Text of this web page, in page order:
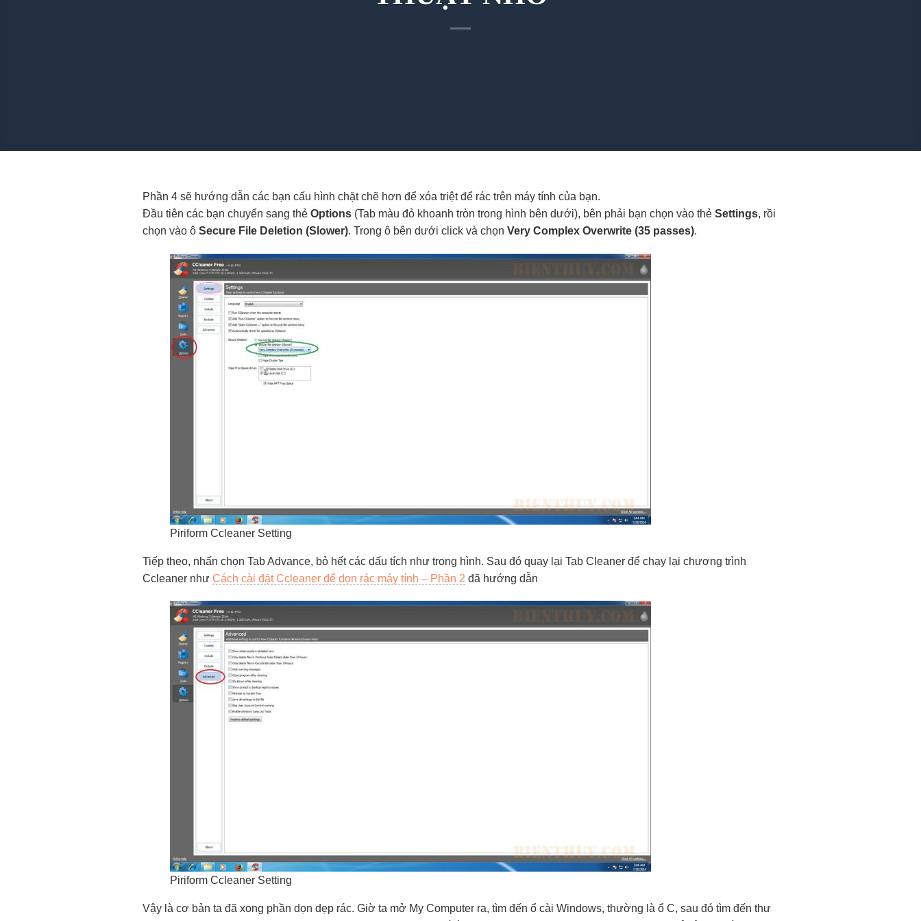
Phần 4 sẽ hướng dẫn các bạn cấu hình chặt chẽ hơn để xóa triệt để rác trên máy tính của bạn.
Đầu tiên các bạn chuyển sang thẻ Options(Tab màu đỏ khoanh tròn trong hình bên dưới), bên phải bạn chọn vào thẻ Settings, rồi
chọn vào ô Secure File Deletion (Slower). Trong ô bên dưới click và chọn Very Complex Overwrite (35 passes).
Piriform Ccleaner Setting
Tiếp theo, nhấn chọn Tab Advance, bỏ hết các dấu tích như trong hình. Sau đó quay lại Tab Cleaner để chạy lại chương trình
Ccleaner như Cách cài đặt Ccleaner để dọn rác máy tính – Phần 2 đã hướng dẫn
Piriform Ccleaner Setting
Vậy là cơ bản ta đã xong phần dọn dẹp rác. Giờ ta mở My Computer ra, tìm đến ổ cài Windows, thường là ổ C, sau đó tìm đến thư